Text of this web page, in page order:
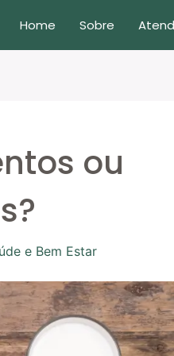
Home Sobre
ou
e Bem Estar